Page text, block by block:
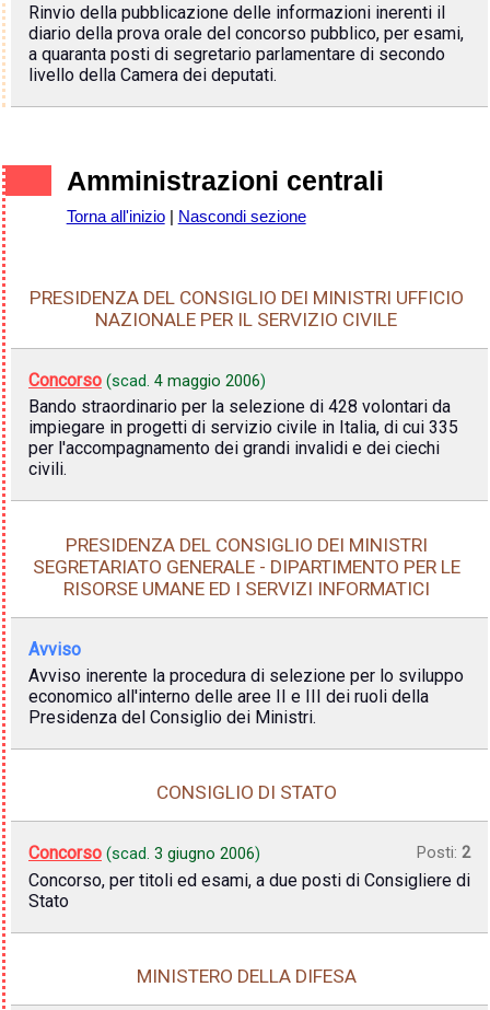
Rinvio della pubblicazione delle informazioni inerenti il
diario della prova orale del concorso pubblico, per esami,
a quaranta posti di segretario parlamentare di secondo
livello della Camera dei deputati.
Amministrazioni centrali
Torna all'inizio| Nascondi sezione
PRESIDENZA DEL CONSIGLIO DEI MINISTRI UFFICIO
NAZIONALE PER IL SERVIZIO CIVILE
Concorso (scad. 4 maggio 2006)
Bando straordinario per la selezione di 428 volontari da
impiegare in progetti di servizio civile in Italia, di cui 335
per l'accompagnamento dei grandi invalidi e dei ciechi
civili.
PRESIDENZA DEL CONSIGLIO DEI MINISTRI
SEGRETARIATO GENERALE - DIPARTIMENTO PER LE
RISORSE UMANE ED I SERVIZI INFORMATICI
Avviso
Avviso inerente la procedura di selezione per lo sviluppo
economico all'interno delle aree II e III dei ruoli della
Presidenza del Consiglio dei Ministri.
CONSIGLIO DI STATO
Concorso (scad. 3 giugno 2006) Posti: 2
Concorso, per titoli ed esami, a due posti di Consigliere di
Stato
MINISTERO DELLA DIFESA